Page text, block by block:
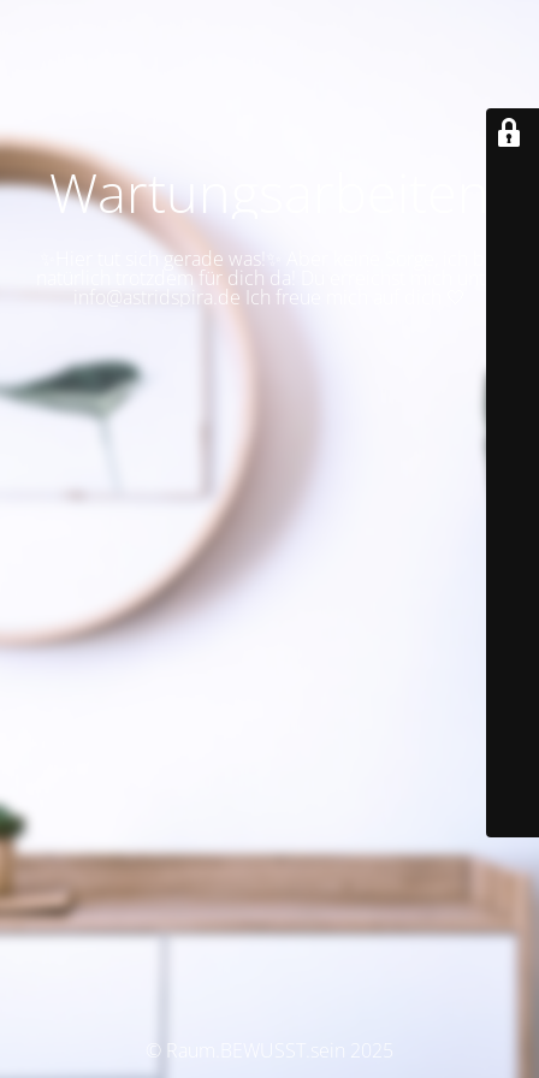
Wartungsarbeiten
✨Hier tut sich gerade was!✨ Aber keine Sorge, ich bin
natürlich trotzdem für dich da! Du erreichst mich unter
info@astridspira.de Ich freue mich auf dich 🤍
© Raum.BEWUSST.sein 2025